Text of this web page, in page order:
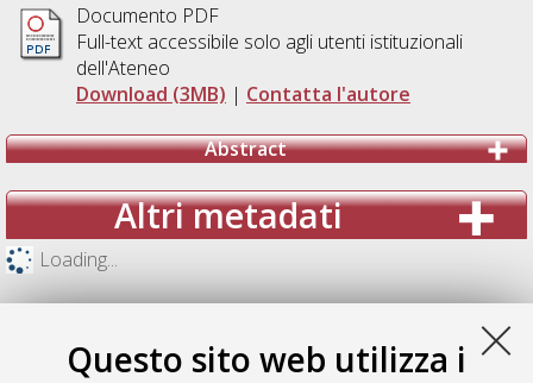
Questo sito web utilizza i
Documento PDF
Full-text accessibile solo agli utenti istituzionali
dell'Ateneo
Download (3MB) | Contatta l'autore
Abstract
Altri metadati
Loading...